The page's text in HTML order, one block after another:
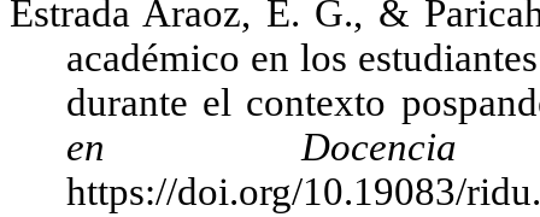
Estrada Araoz, E. G., &
académico en los
durante el contexto
en Docencia
https://doi.org/10.19083/